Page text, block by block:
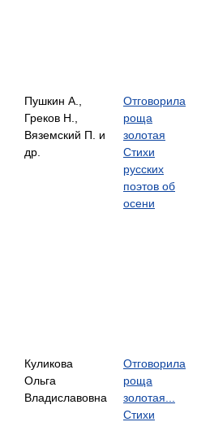
Пушкин А.,
Греков Н.,
Вяземский П. и
др.
Отговорила
роща
золотая
Стихи
русских
поэтов об
осени
Куликова
Ольга
Владиславовна
Отговорила
роща
золотая...
Стихи